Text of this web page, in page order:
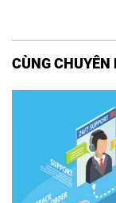
CÙNG CHUYÊN